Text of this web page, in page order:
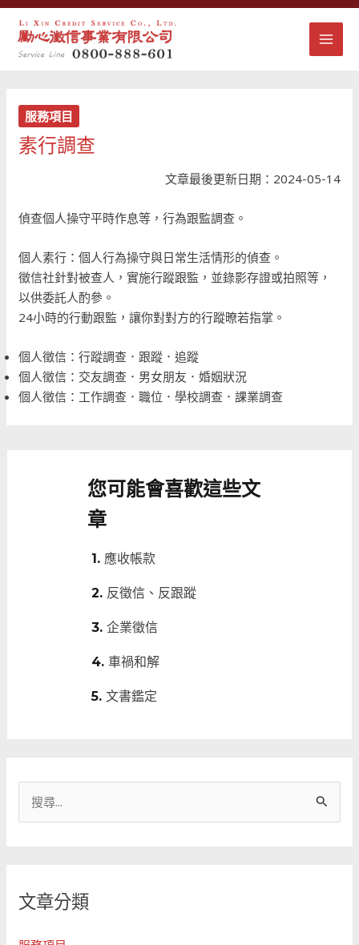
跳
服務項目
素行調查
文章最後更新日期：2024-05-14
偵查個人操守平時作息等，行為跟監調查。
個人素行：個人行為操守與日常生活情形的偵查。
徵信社針對被查人，實施行蹤跟監，並錄影存證或拍照等，
以供委託人酌參。
24小時的行動跟監，讓你對對方的行蹤暸若指掌。
個人徵信：行蹤調查．跟蹤．追蹤
個人徵信：交友調查．男女朋友．婚姻狀況
個人徵信：工作調查．職位．學校調查．課業調查
您可能會喜歡這些文
章
應收帳款
反徵信、反跟蹤
企業徵信
車禍和解
文書鑑定
字
文章分類